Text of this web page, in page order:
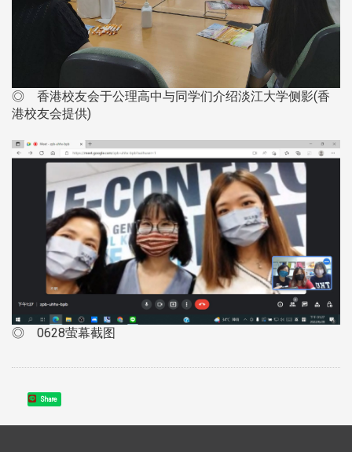
◎ 香港校友会于公理高中与同学们介绍淡江大学侧影(香
港校友会提供)
◎ 0628萤幕截图
Share